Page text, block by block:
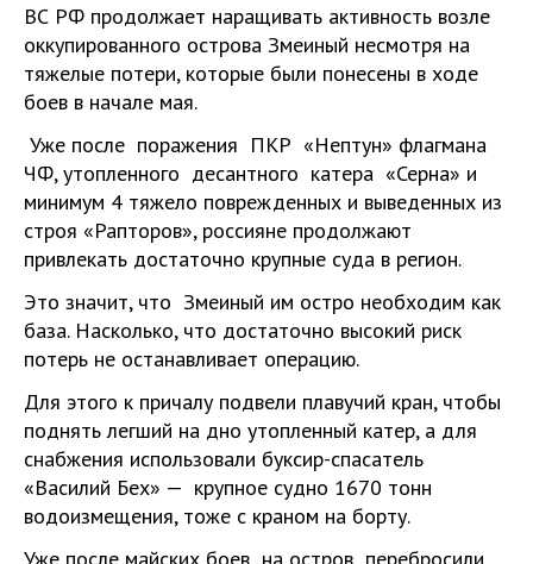
ВС РФ продолжает наращивать активность возле
оккупированного острова Змеиный несмотря на
тяжелые потери, которые были понесены в ходе
боев в начале мая.
Уже после поражения ПКР «Нептун» флагмана
ЧФ, утопленного десантного катера «Серна» и
минимум 4 тяжело поврежденных и выведенных из
строя «Рапторов», россияне продолжают
привлекать достаточно крупные суда в регион.
Это значит, что Змеиный им остро необходим как
база. Насколько, что достаточно высокий риск
потерь не останавливает операцию.
Для этого к причалу подвели плавучий кран, чтобы
поднять легший на дно утопленный катер, а для
снабжения использовали буксир-спасатель
«Василий Бех» — крупное судно 1670 тонн
водоизмещения, тоже с краном на борту.
Уже после майских боев на остров перебросили